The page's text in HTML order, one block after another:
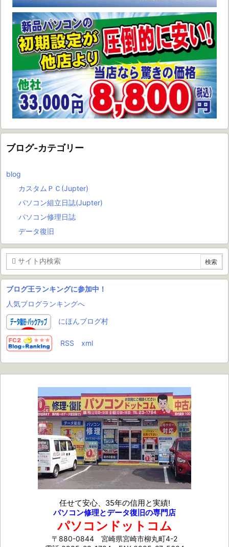
ブログ-カテゴリー
blog
カスタムＰＣ(Jupter)
パソコン組立日誌(Jupter)
パソコン修理日誌
データ復旧
ブログ王ランキングに参加中！
人気ブログランキングへ
にほんブログ村
RSS xml
任せて安心、35年の信用と実績!
パソコン修理とデータ復旧の専門店
パソコンドットコム
〒880-0844 宮崎県宮崎市柳丸町4-2